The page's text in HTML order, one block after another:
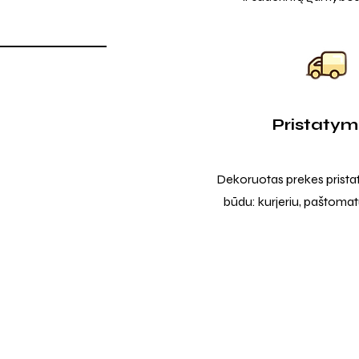
Dekoruotas prekes
būdu: kurjeriu,